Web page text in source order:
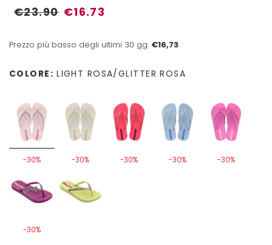
€23.90 €16.73
Prezzo più basso degli ultimi 30 gg: €16,73
COLORE: LIGHT ROSA/GLITTER ROSA
-30% -30% -30% -30% -30%
-30%